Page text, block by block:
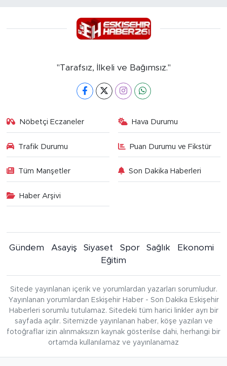
"Tarafsız, İlkeli ve Bağımsız."
Nöbetçi Eczaneler Hava Durumu
Trafik Durumu Puan Durumu ve Fikstür
Tüm Manşetler Son Dakika Haberleri
Haber Arşivi
Gündem Asayiş Siyaset Spor Sağlık
Ekonomi
Eğitim
Sitede yayınlanan içerik ve yorumlardan yazarları sorumludur.
Yayınlanan yorumlardan Eskişehir Haber - Son Dakika Eskişehir
Haberleri sorumlu tutulamaz. Sitedeki tüm harici linkler ayrı bir
sayfada açılır. Sitemizde yayınlanan haber, köşe yazıları ve
fotoğraflar izin alınmaksızın kaynak gösterilse dahi, herhangi bir
ortamda kullanılamaz ve yayınlanamaz